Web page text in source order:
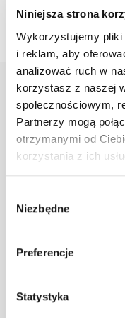
Niniejsza strona
Wykorzystujemy
i reklam, aby
analizować ruch w
korzystasz z naszej
społecznościowym,
Partnerzy mogą
otrzymanymi od
korzystania z ich
zgody
Niezbędne
Preferencje
Statystyka
Warianty